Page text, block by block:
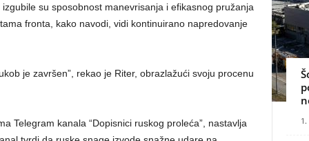
su sposobnost manevrisanja i efikasnog pružanja
fronta, kako navodi, vidi kontinuirano napredovanje
je završen”, rekao je Riter, obrazlažući svoju procenu
Telegram kanala “Dopisnici ruskog proleća”, nastavlja